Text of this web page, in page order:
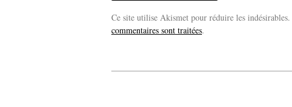
Ce site utilise Akismet pour réduire les indésirables.
commentaires sont traitées.